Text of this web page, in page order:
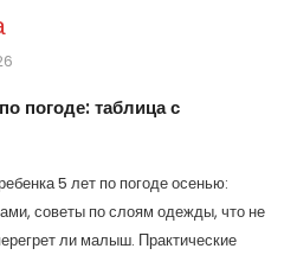
погоде: таблица с
5 лет по погоде осенью:
советы по слоям одежды, что не
ли малыш. Практические